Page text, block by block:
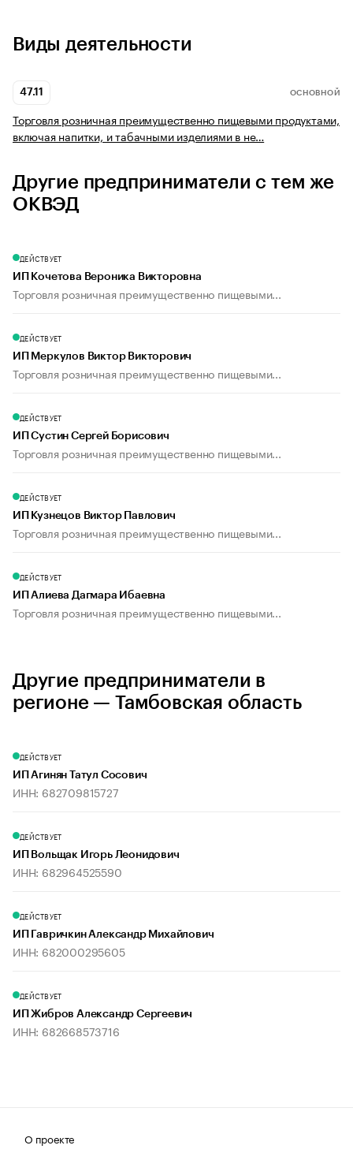
Виды деятельности
47.11 ОСНОВНОЙ
Торговля розничная преимущественно пищевыми продуктами,
включая напитки, и табачными изделиями в не…
Другие предприниматели с тем же
ОКВЭД
ДЕЙСТВУЕТ
ИП Кочетова Вероника Викторовна
Торговля розничная преимущественно пищевыми...
ДЕЙСТВУЕТ
ИП Меркулов Виктор Викторович
Торговля розничная преимущественно пищевыми...
ДЕЙСТВУЕТ
ИП Сустин Сергей Борисович
Торговля розничная преимущественно пищевыми...
ДЕЙСТВУЕТ
ИП Кузнецов Виктор Павлович
Торговля розничная преимущественно пищевыми...
ДЕЙСТВУЕТ
ИП Алиева Дагмара Ибаевна
Торговля розничная преимущественно пищевыми...
Другие предприниматели в
регионе — Тамбовская область
ДЕЙСТВУЕТ
ИП Агинян Татул Сосович
ИНН: 682709815727
ДЕЙСТВУЕТ
ИП Вольщак Игорь Леонидович
ИНН: 682964525590
ДЕЙСТВУЕТ
ИП Гавричкин Александр Михайлович
ИНН: 682000295605
ДЕЙСТВУЕТ
ИП Жибров Александр Сергеевич
ИНН: 682668573716
О проекте